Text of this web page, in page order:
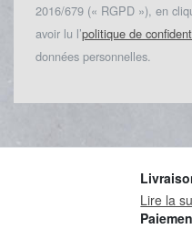
2016/679 (« RGPD »), en
avoir lu l’politique de
données personnelles.
Lire la